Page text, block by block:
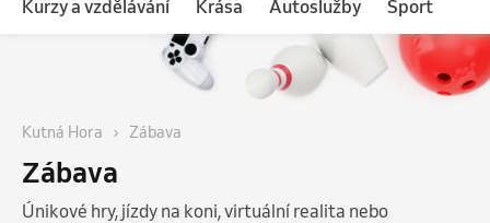
Kurzy a vzdělávání Krása Autoslužby Sport
Kutná Hora Zábava
Zábava
Únikové hry, jízdy na koni, virtuální realita nebo